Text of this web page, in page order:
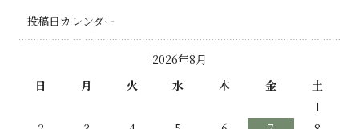
投稿日カレンダー
2026年8月
日
月 火 水 木 金
土
1